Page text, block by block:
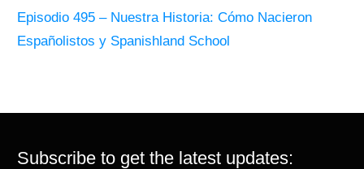
Episodio 495 – Nuestra Historia: Cómo Nacieron
Españolistos y Spanishland School
Subscribe to get the latest updates: